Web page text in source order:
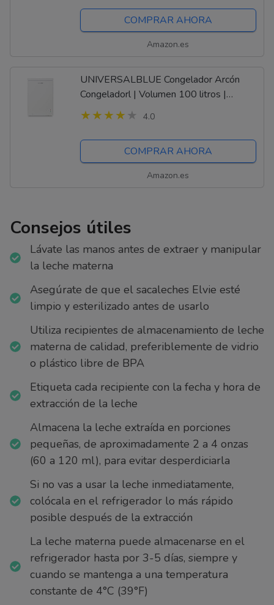
COMPRAR AHORA
Amazon.es
UNIVERSALBLUE Congelador Arcón
Congeladorl | Volumen 100 litros |
Congelador Vertical | Congelador
Refrigerador 2 en 1 | Bajo Consumo |
Regulador de...
4.0
COMPRAR AHORA
Amazon.es
Consejos útiles
Lávate las manos antes de extraer y manipular
la leche materna
Asegúrate de que el sacaleches Elvie esté
limpio y esterilizado antes de usarlo
Utiliza recipientes de almacenamiento de leche
materna de calidad, preferiblemente de vidrio
o plástico libre de BPA
Etiqueta cada recipiente con la fecha y hora de
extracción de la leche
Almacena la leche extraída en porciones
pequeñas, de aproximadamente 2 a 4 onzas
(60 a 120 ml), para evitar desperdiciarla
Si no vas a usar la leche inmediatamente,
colócala en el refrigerador lo más rápido
posible después de la extracción
La leche materna puede almacenarse en el
refrigerador hasta por 3-5 días, siempre y
cuando se mantenga a una temperatura
constante de 4°C (39°F)